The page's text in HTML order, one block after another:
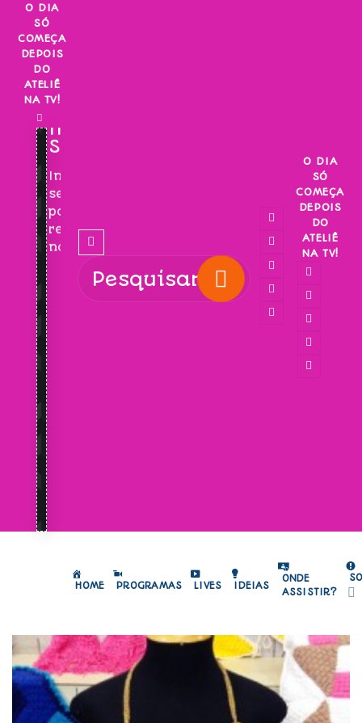
Skip
content
O DIA
SÓ
COMEÇA
DEPOIS
DO
ATELIÊ
NA TV!
INSCREVA-
SE!
Inscreva-
se
para
receber
novidades!
O DIA
SÓ
COMEÇA
DEPOIS
DO
ATELIÊ
NA TV!
HOME PROGRAMAS LIVES IDEIAS
ONDE
ASSISTIR?